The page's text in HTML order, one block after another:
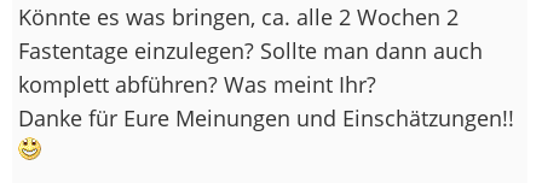
Könnte es was bringen, ca. alle 2 Wochen 2
Fastentage einzulegen? Sollte man dann auch
komplett abführen? Was meint Ihr?
Danke für Eure Meinungen und Einschätzungen!!